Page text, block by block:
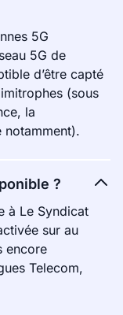
5G
5G de
d’être capté
(sous
la
?
à Le Syndicat
sur au
encore
Telecom,